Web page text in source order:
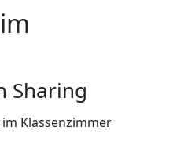
Sharing
Klassenzimmer